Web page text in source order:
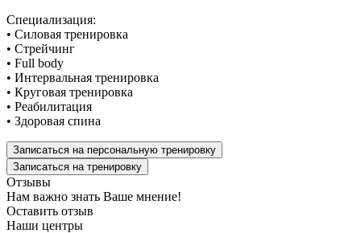
Специализация:
• Силовая тренировка
• Стрейчинг
• Full body
• Интервальная тренировка
• Круговая тренировка
• Реабилитация
• Здоровая спина
Записаться на персональную тренировку
Записаться на тренировку
Отзывы
Нам важно знать Ваше мнение!
Оставить отзыв
Наши центры